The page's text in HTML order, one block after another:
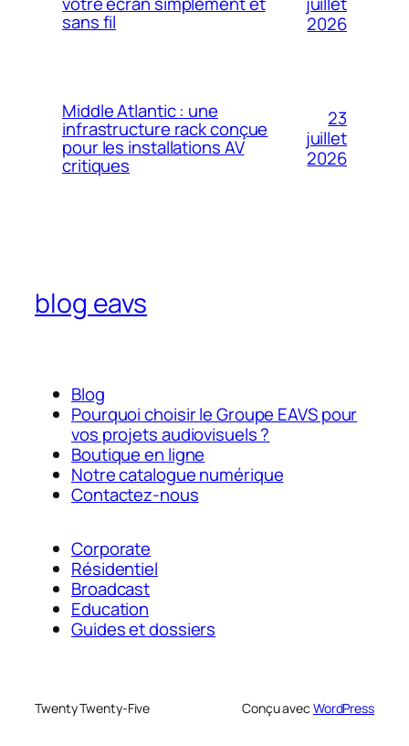
sans fil
2026
Middle Atlantic : une
infrastructure rack conçue
pour les installations AV
critiques
23
juillet
2026
blog eavs
Blog
Pourquoi choisir le Groupe EAVS pour
vos projets audiovisuels ?
Boutique en ligne
Notre catalogue numérique
Contactez-nous
Corporate
Résidentiel
Broadcast
Education
Guides et dossiers
Twenty Twenty-Five Conçu avec WordPress